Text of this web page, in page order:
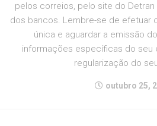
pelos correios, pelo site do
dos bancos. Lembre-se de efetuar
única e aguardar a emissão
informações específicas do seu
regularização do
outubro 25,